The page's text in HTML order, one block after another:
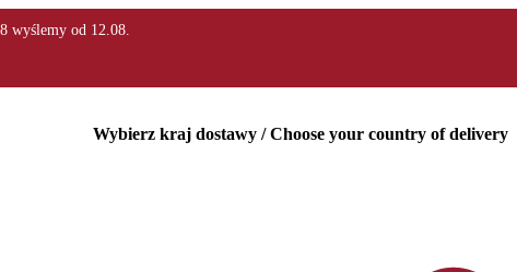
Wybierz kraj dostawy / Choose your country of delivery